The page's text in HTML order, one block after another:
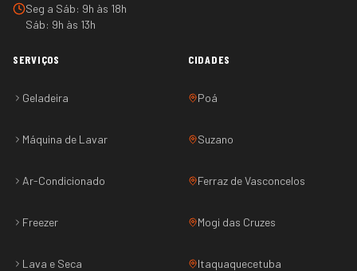
Seg a Sáb: 9h às 18h
Sáb: 9h às 13h
SERVIÇOS
Geladeira
Máquina de Lavar
Ar-Condicionado
Freezer
Lava e Seca
CIDADES
Poá
Suzano
Ferraz de Vasconcelos
Mogi das Cruzes
Itaquaquecetuba